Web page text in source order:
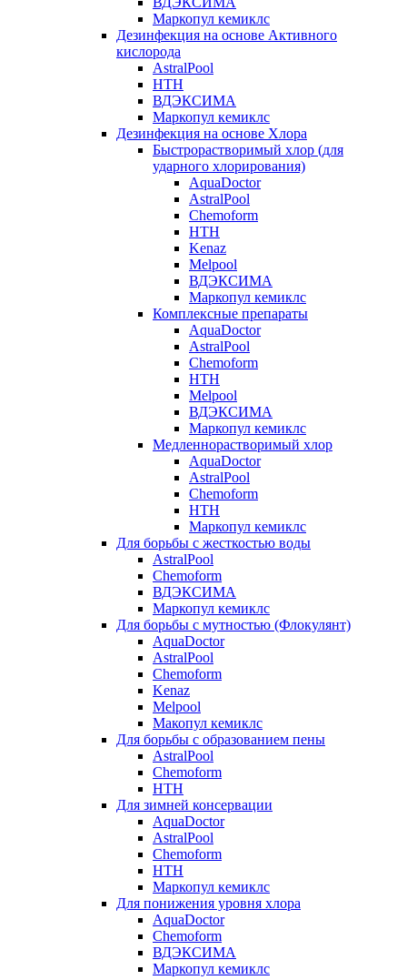
Маркопул кемиклс
Дезинфекция на основе Активного
кислорода
AstralPool
HTH
ВДЭКСИМА
Маркопул кемиклс
Дезинфекция на основе Хлора
Быстрорастворимый хлор (для
ударного хлорирования)
AquaDoctor
AstralPool
Chemoform
HTH
Kenaz
Melpool
ВДЭКСИМА
Маркопул кемиклс
Комплексные препараты
AquaDoctor
AstralPool
Chemoform
HTH
Melpool
ВДЭКСИМА
Маркопул кемиклс
Медленнорастворимый хлор
AquaDoctor
AstralPool
Chemoform
HTH
Маркопул кемиклс
Для борьбы с жесткостью воды
AstralPool
Chemoform
ВДЭКСИМА
Маркопул кемиклс
Для борьбы с мутностью (Флокулянт)
AquaDoctor
AstralPool
Chemoform
Kenaz
Melpool
Макопул кемиклс
Для борьбы с образованием пены
AstralPool
Chemoform
HTH
Для зимней консервации
AquaDoctor
AstralPool
Chemoform
HTH
Маркопул кемиклс
Для понижения уровня хлора
AquaDoctor
Chemoform
ВДЭКСИМА
Маркопул кемиклс